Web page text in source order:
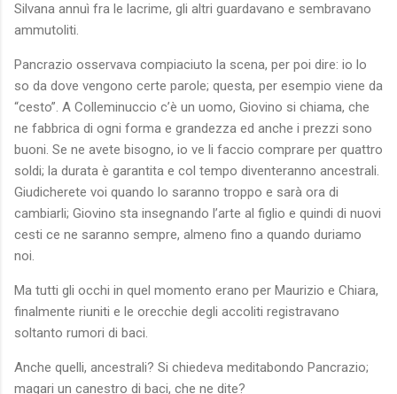
Silvana annuì fra le lacrime, gli altri guardavano e sembravano
ammutoliti.
Pancrazio osservava compiaciuto la scena, per poi dire: io lo
so da dove vengono certe parole; questa, per esempio viene da
“cesto”. A Colleminuccio c’è un uomo, Giovino si chiama, che
ne fabbrica di ogni forma e grandezza ed anche i prezzi sono
buoni. Se ne avete bisogno, io ve li faccio comprare per quattro
soldi; la durata è garantita e col tempo diventeranno ancestrali.
Giudicherete voi quando lo saranno troppo e sarà ora di
cambiarli; Giovino sta insegnando l’arte al figlio e quindi di nuovi
cesti ce ne saranno sempre, almeno fino a quando duriamo
noi.
Ma tutti gli occhi in quel momento erano per Maurizio e Chiara,
finalmente riuniti e le orecchie degli accoliti registravano
soltanto rumori di baci.
Anche quelli, ancestrali? Si chiedeva meditabondo Pancrazio;
magari un canestro di baci, che ne dite?